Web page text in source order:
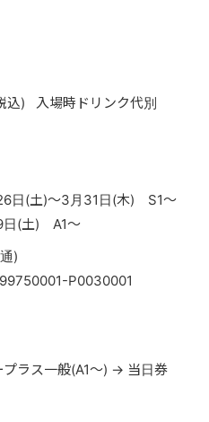
込) 入場時ドリンク代別
日(土)～3月31日(木) S1〜
(土) A1〜
)
P0030001
ラス一般(A1〜) → 当日券